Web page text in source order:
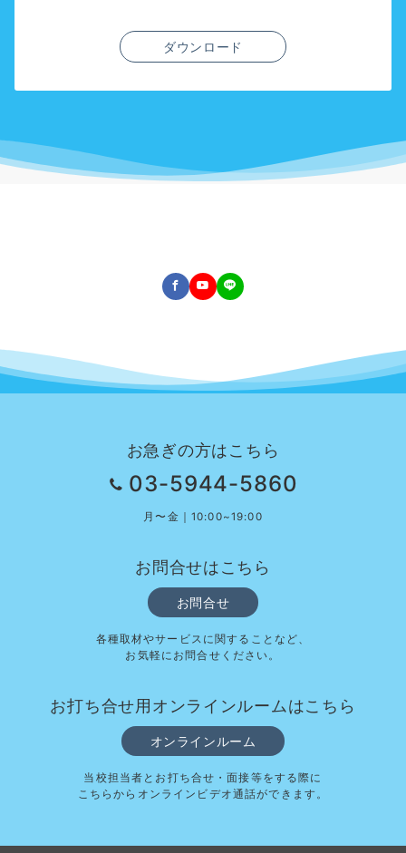
ダウンロード
お急ぎの方はこちら
03-5944-5860
月〜金｜10:00~19:00
お問合せはこちら
お問合せ
各種取材やサービスに関することなど、
お気軽にお問合せください。
お打ち合せ用オンラインルームはこちら
オンラインルーム
当校担当者とお打ち合せ・面接等をする際に
こちらからオンラインビデオ通話ができます。